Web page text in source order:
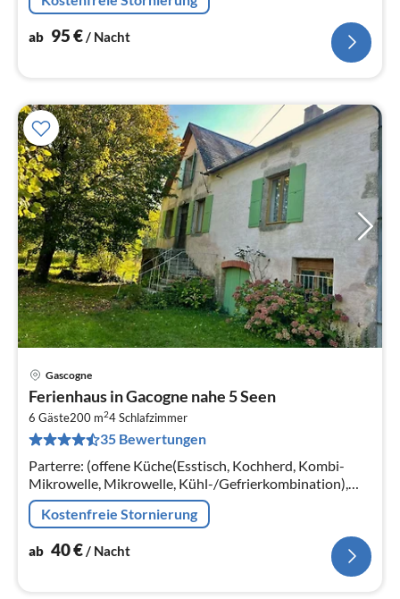
Kaffeemaschine, Backofen, Mikrowelle, ...
ab 95€/ Nacht
Gascogne
Ferienhaus in Gacogne nahe 5 Seen
6 Gäste200 m24Schlafzimmer
35 Bewertungen
Parterre: (offene Küche(Esstisch, Kochherd, Kombi-
Mikrowelle, Mikrowelle, Kühl-/Gefrierkombination),
Wohn/Esszimmer(Kaminofen), Wohn/Esszimmer(TV,
Esstisch, Sitzecke), Toilette)
Kostenfreie Stornierung
ab 40€/ Nacht